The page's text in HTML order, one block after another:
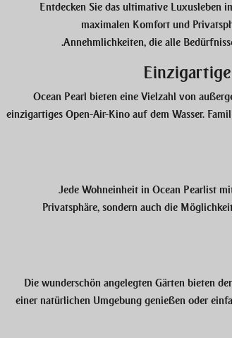
Entdecken Sie das ultimative Luxusleben
maximalen Komfort und
Annehmlichkeiten, die alle
Ocean Pearl bieten eine Vielzahl von
einzigartiges Open-Air-Kino auf dem Wasser.
Jede Wohneinheit in Ocean Pearlist
Privatsphäre, sondern auch die
Die wunderschön angelegten Gärten bieten
einer natürlichen Umgebung genießen oder